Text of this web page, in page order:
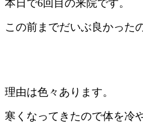
本日で6回目の来院です。
この前までだいぶ良かった
理由は色々あります。
寒くなってきたので体を冷